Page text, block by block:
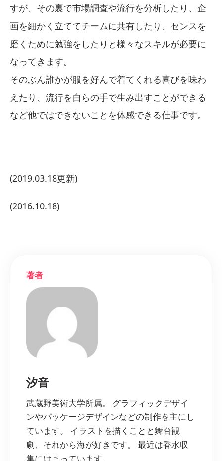
すが、その裏で市場調査や流行を分析したり、企
画を細かく立ててチームに共有したり、センスを
磨くために勉強をしたりと様々なスキルが必要に
なってきます。
そのぶん誰かが服を好んで着てくれる喜びを味わ
えたり、流行を自らの手で生み出すことができる
など他ではできないことを体感できる仕事です。
(2019.03.18更新)
(2016.10.18)
著者
汐音
武蔵野美術大学所属。 グラフィックデザイ
ンやパッケージデザインなどの制作を主にし
ています。 イラストを描くことと舞台観
劇、それから海が好きです。 最近は香水収
集にはまっています。